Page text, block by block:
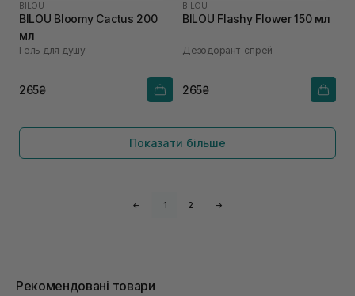
BILOU
BILOU Bloomy Cactus 200
мл
Гель для душу
265₴
BILOU
BILOU Flashy Flower 150 мл
Дезодорант-спрей
265₴
Показати більше
← 1 2 →
Рекомендовані товари